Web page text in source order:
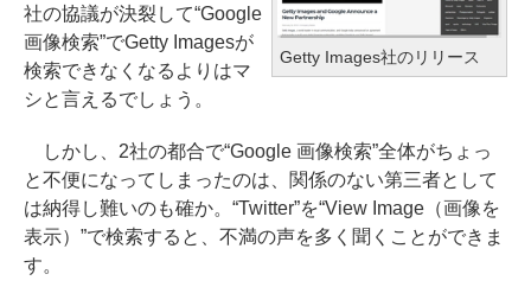
Getty Images社のリリース
社の協議が決裂して“Google
画像検索”でGetty Imagesが
検索できなくなるよりはマ
シと言えるでしょう。
しかし、2社の都合で“Google 画像検索”全体がちょっ
と不便になってしまったのは、関係のない第三者として
は納得し難いのも確か。“Twitter”を“View Image（画像を
表示）”で検索すると、不満の声を多く聞くことができま
す。